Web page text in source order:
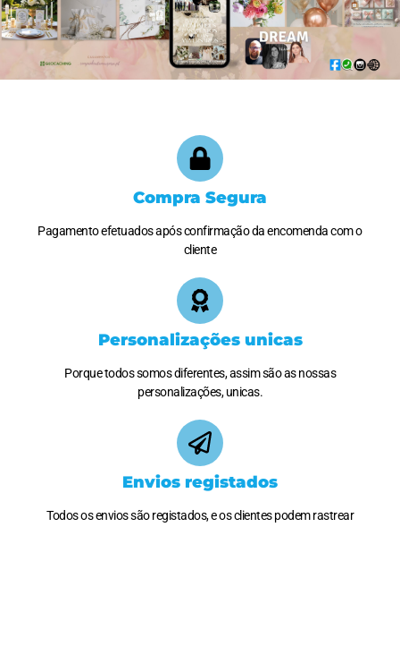
Compra Segura
Pagamento efetuados após confirmação da encomenda com o
cliente
Personalizações unicas
Porque todos somos diferentes, assim são as nossas
personalizações, unicas.
Envios registados
Todos os envios são registados, e os clientes podem rastrear